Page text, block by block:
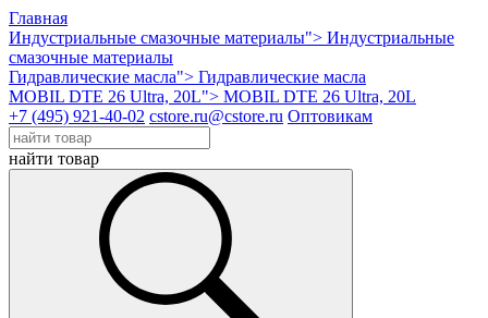
Главная
Индустриальные смазочные материалы"> Индустриальные
смазочные материалы
Гидравлические масла"> Гидравлические масла
MOBIL DTE 26 Ultra, 20L"> MOBIL DTE 26 Ultra, 20L
+7 (495) 921-40-02 cstore.ru@cstore.ru Оптовикам
найти товар